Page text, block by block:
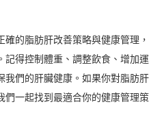
的脂肪肝改善策略與健康管理，
記得控制體重、調整飲食、增加運
我們的肝臟健康。如果你對脂肪肝
們一起找到最適合你的健康管理策